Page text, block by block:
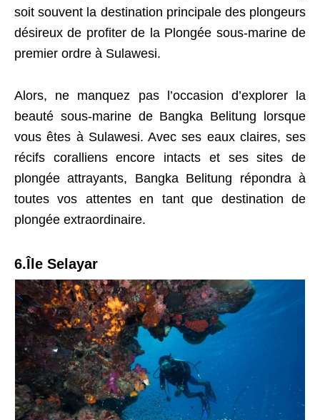
soit souvent la destination principale des plongeurs
désireux de profiter de la Plongée sous-marine de
premier ordre à Sulawesi.
Alors, ne manquez pas l’occasion d’explorer la
beauté sous-marine de Bangka Belitung lorsque
vous êtes à Sulawesi. Avec ses eaux claires, ses
récifs coralliens encore intacts et ses sites de
plongée attrayants, Bangka Belitung répondra à
toutes vos attentes en tant que destination de
plongée extraordinaire.
6.Île Selayar